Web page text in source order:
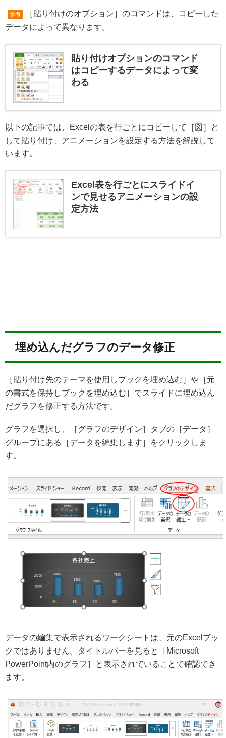
参考
［貼り付けのオプション］のコマンドは、コピーした
データによって異なります。
貼り付けオプションのコマンド
はコピーするデータによって変
わる
以下の記事では、Excelの表を行ごとにコピーして［図］と
して貼り付け、アニメーションを設定する方法を解説して
います。
Excel表を行ごとにスライドイ
ンで見せるアニメーションの設
定方法
埋め込んだグラフのデータ修正
［貼り付け先のテーマを使用しブックを埋め込む］や［元
の書式を保持しブックを埋め込む］でスライドに埋め込ん
だグラフを修正する方法です。
グラフを選択し、［グラフのデザイン］タブの［データ］
グループにある［データを編集します］をクリックしま
す。
データの編集で表示されるワークシートは、元のExcelブッ
クではありません。タイトルバーを見ると［Microsoft
PowerPoint内のグラフ］と表示されていることで確認でき
ます。